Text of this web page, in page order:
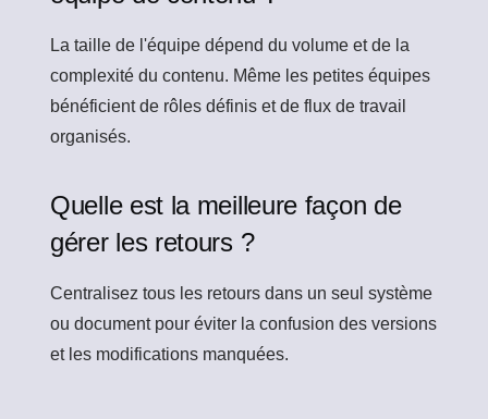
La taille de l'équipe dépend du volume et de la
complexité du contenu. Même les petites équipes
bénéficient de rôles définis et de flux de travail
organisés.
Quelle est la meilleure façon de
gérer les retours ?
Centralisez tous les retours dans un seul système
ou document pour éviter la confusion des versions
et les modifications manquées.